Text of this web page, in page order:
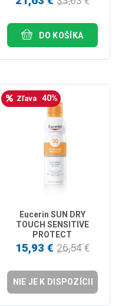
DO KOŠÍKA
Zľava 40%
Eucerin SUN DRY
TOUCH SENSITIVE
PROTECT
Transparentný sprej
SPF 30 200ml
15,93 € 26,54 €
NIE JE K DISPOZÍCII